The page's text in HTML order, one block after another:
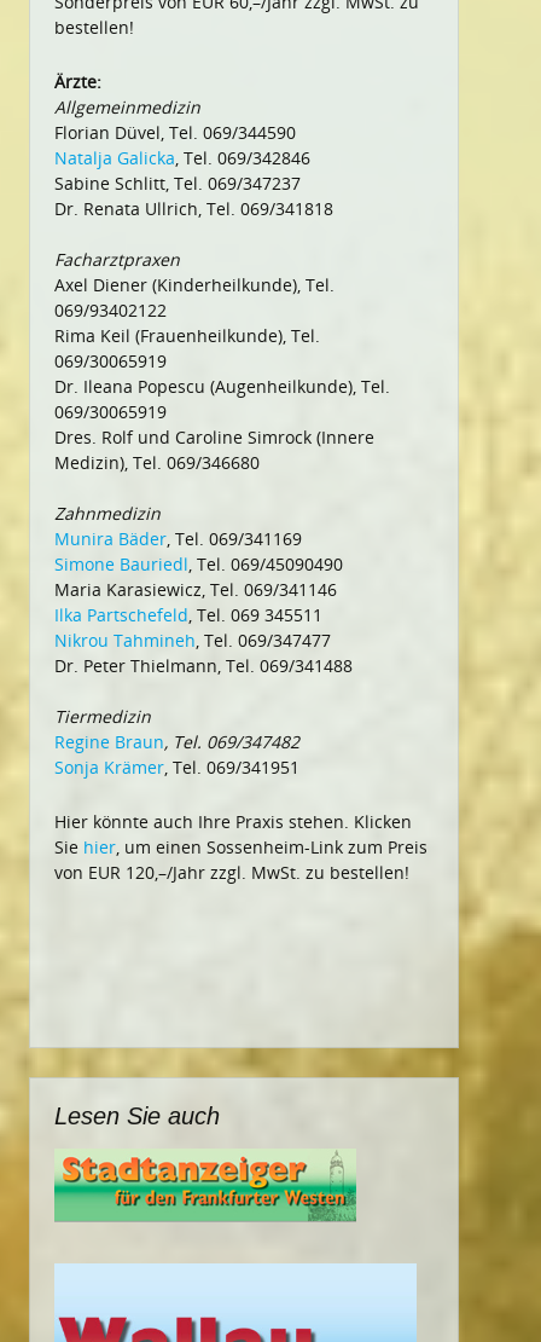
bestellen!
Ärzte:
Allgemeinmedizin
Florian Düvel, Tel. 069/344590
Natalja Galicka, Tel. 069/342846
Sabine Schlitt, Tel. 069/347237
Dr. Renata Ullrich, Tel. 069/341818
Facharztpraxen
Axel Diener (Kinderheilkunde), Tel.
069/93402122
Rima Keil (Frauenheilkunde), Tel.
069/30065919
Dr. Ileana Popescu (Augenheilkunde), Tel.
069/30065919
Dres. Rolf und Caroline Simrock (Innere
Medizin), Tel. 069/346680
Zahnmedizin
Munira Bäder, Tel. 069/341169
Simone Bauriedl, Tel. 069/45090490
Maria Karasiewicz, Tel. 069/341146
Ilka Partschefeld, Tel. 069 345511
Nikrou Tahmineh, Tel. 069/347477
Dr. Peter Thielmann, Tel. 069/341488
Tiermedizin
Regine Braun, Tel. 069/347482
Sonja Krämer, Tel. 069/341951
Hier könnte auch Ihre Praxis stehen. Klicken
Sie hier, um einen Sossenheim-Link zum Preis
von EUR 120,–/Jahr zzgl. MwSt. zu bestellen!
Lesen Sie auch